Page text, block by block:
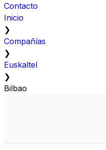
Contacto
Inicio
❯
Compañías
❯
Euskaltel
❯
Bilbao